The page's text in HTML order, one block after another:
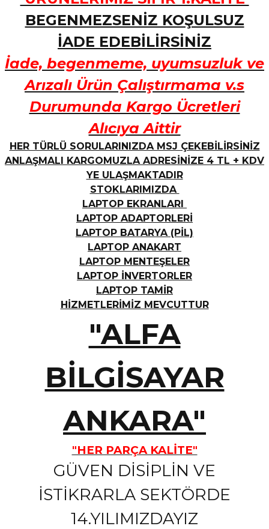
BEGENMEZSENİZ KOŞULSUZ
İADE EDEBİLİRSİNİZ
İade, begenmeme, uyumsuzluk ve
Arızalı Ürün Çalıştırmama v.s
Durumunda Kargo Ücretleri
Alıcıya Aittir
HER TÜRLÜ SORULARINIZDA MSJ ÇEKEBİLİRSİNİZ
ANLAŞMALI KARGOMUZLA ADRESİNİZE 4 TL + KDV
YE ULAŞMAKTADIR
STOKLARIMIZDA
LAPTOP EKRANLARI
LAPTOP ADAPTORLERİ
LAPTOP BATARYA (PİL)
LAPTOP ANAKART
LAPTOP MENTEŞELER
LAPTOP İNVERTORLER
LAPTOP TAMİR
HİZMETLERİMİZ MEVCUTTUR
"ALFA
BİLGİSAYAR
ANKARA"
"HER PARÇA KALİTE"
GÜVEN DİSİPLİN VE
İSTİKRARLA SEKTÖRDE
14.YILIMIZDAYIZ